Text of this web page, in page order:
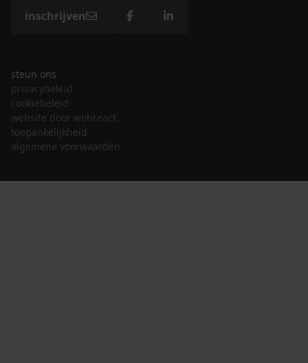
inschrijven
steun ons
privacybeleid
cookiebeleid
website door webreact
toegankelijkheid
algemene voorwaarden